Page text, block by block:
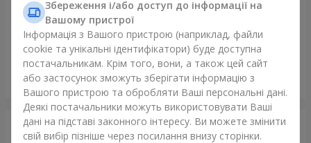
Романтичний букет "Небеса"
Рівне
Фотогалерея
Збереження і/або доступ до інформації на
Вашому пристрої
Інформація з Вашого пристрою (наприклад, файли
cookie та унікальні ідентифікатори) буде доступна
постачальникам. Крім того, вони, а також цей сайт
або застосунок зможуть зберігати інформацію з
Вашого пристрою та обробляти Ваші персональні дані.
Деякі постачальники можуть використовувати Ваші
дані на підставі законного інтересу. Ви можете змінити
свій вибір пізніше через посилання внизу сторінки.